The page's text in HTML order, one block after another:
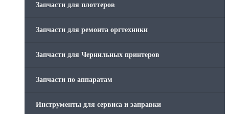
Запчасти для плоттеров
Запчасти для ремонта оргтехники
Запчасти для Чернильных принтеров
Запчасти по аппаратам
Инструменты для сервиса и заправки